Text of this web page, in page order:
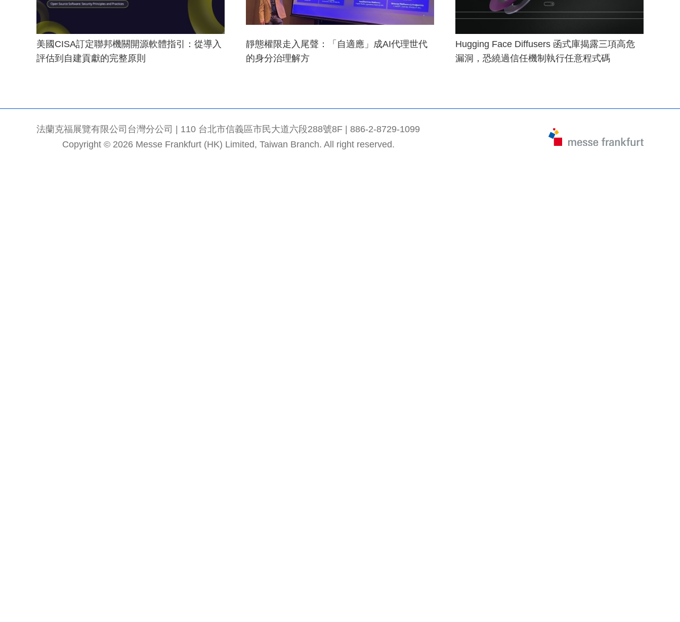
美國CISA訂定聯邦機關開源軟體指引：從導入
評估到自建貢獻的完整原則
靜態權限走入尾聲：「自適應」成AI代理世代
的身分治理解方
Hugging Face Diffusers 函式庫揭露三項高危
漏洞，恐繞過信任機制執行任意程式碼
法蘭克福展覽有限公司台灣分公司 | 110 台北市信義區市民大道六段288號8F | 886-2-8729-1099
Copyright © 2026 Messe Frankfurt (HK) Limited, Taiwan Branch. All right reserved.